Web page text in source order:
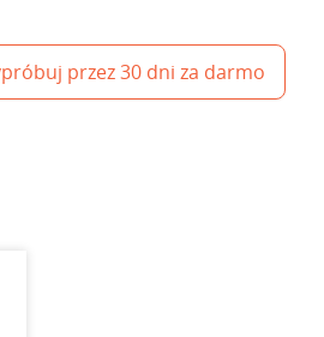
przez 30 dni za darmo